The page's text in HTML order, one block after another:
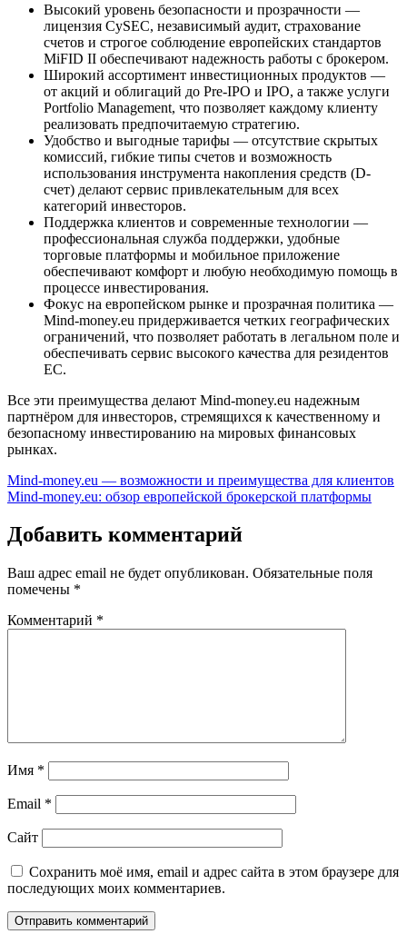
Высокий уровень безопасности и прозрачности —
лицензия CySEC, независимый аудит, страхование
счетов и строгое соблюдение европейских стандартов
MiFID II обеспечивают надежность работы с брокером.
Широкий ассортимент инвестиционных продуктов —
от акций и облигаций до Pre-IPO и IPO, а также услуги
Portfolio Management, что позволяет каждому клиенту
реализовать предпочитаемую стратегию.
Удобство и выгодные тарифы — отсутствие скрытых
комиссий, гибкие типы счетов и возможность
использования инструмента накопления средств (D-
счет) делают сервис привлекательным для всех
категорий инвесторов.
Поддержка клиентов и современные технологии —
профессиональная служба поддержки, удобные
торговые платформы и мобильное приложение
обеспечивают комфорт и любую необходимую помощь в
процессе инвестирования.
Фокус на европейском рынке и прозрачная политика —
Mind-money.eu придерживается четких географических
ограничений, что позволяет работать в легальном поле и
обеспечивать сервис высокого качества для резидентов
ЕС.
Все эти преимущества делают Mind-money.eu надежным
партнёром для инвесторов, стремящихся к качественному и
безопасному инвестированию на мировых финансовых
рынках.
Навигация
по
записям
Mind-money.eu — возможности и преимущества для клиентов
Mind-money.eu: обзор европейской брокерской платформы
Добавить комментарий
Ваш адрес email не будет опубликован. Обязательные поля
помечены *
Комментарий *
Имя *
Email *
Сайт
Сохранить моё имя, email и адрес сайта в этом браузере для
последующих моих комментариев.